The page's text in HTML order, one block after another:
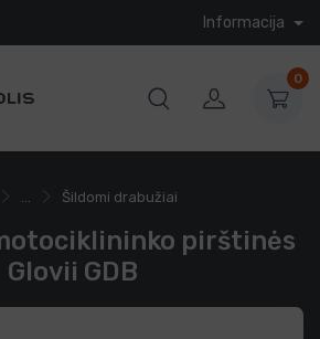
Informacija
0
... Šildomi drabužiai
pirštinės
Glovii GDB